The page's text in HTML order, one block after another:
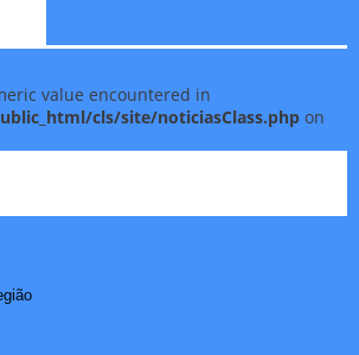
value encountered in
cls/site/noticiasClass.php on